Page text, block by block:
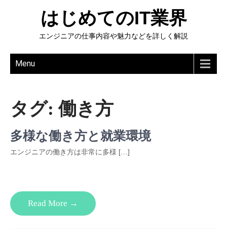
はじめてのIT業界
エンジニアの仕事内容や魅力などを詳しく解説
Menu
タグ:働き方
多様な働き方と就業環境
エンジニアの働き方は非常に多様 […]
Read More →